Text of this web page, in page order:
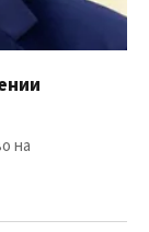
на